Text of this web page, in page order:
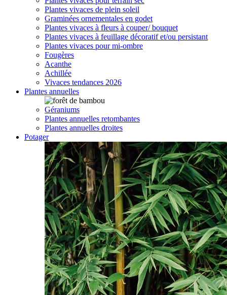
Plantes vivaces de plein soleil
Graminées ornementales en godet
Plantes vivaces à fleurs à couper/ bouquet
Plantes vivaces à feuillage décoratif et/ou persistant
Plantes vivaces pour mi-ombre
Fougères
Acanthe
Achillée
Vivaces tendances 2026
Plantes annuelles
Géraniums
Plantes annuelles retombantes
Plantes annuelles droites
Potager